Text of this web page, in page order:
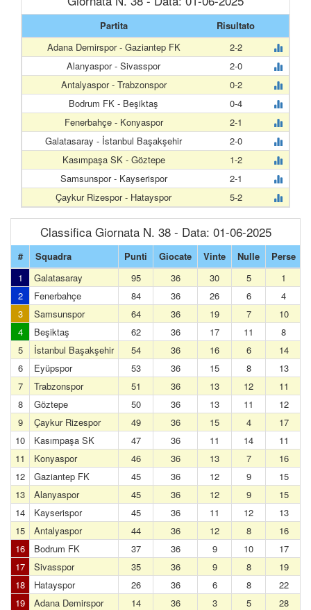
Partita
Risultato
Adana Demirspor - Gaziantep FK
2-2
Alanyaspor - Sivasspor
2-0
Antalyaspor - Trabzonspor
0-2
Bodrum FK - Beşiktaş
0-4
Fenerbahçe - Konyaspor
2-1
Galatasaray - İstanbul Başakşehir
2-0
Kasımpaşa SK - Göztepe
1-2
Samsunspor - Kayserispor
2-1
Çaykur Rizespor - Hatayspor
5-2
Classifica Giornata N. 38 - Data: 01-06-2025
# Squadra Punti Giocate Vinte Nulle Perse
1
Galatasaray 95 36 30 5
1
2
Fenerbahçe 84 36 26 6
4
3
Samsunspor 64 36 19 7
10
4
Beşiktaş 62 36 17 11
8
5
İstanbul Başakşehir 54 36 16 6
14
6
Eyüpspor 53 36 15 8
13
7
Trabzonspor 51 36 13 12
11
8
Göztepe 50 36 13 11
12
9
Çaykur Rizespor 49 36 15 4
17
10
Kasımpaşa SK 47 36 11 14
11
11
Konyaspor 46 36 13 7
16
12
Gaziantep FK 45 36 12 9
15
13
Alanyaspor 45 36 12 9
15
14
Kayserispor 45 36 11 12
13
15
Antalyaspor 44 36 12 8
16
16
Bodrum FK 37 36 9 10
17
17
Sivasspor 35 36 9 8
19
18
Hatayspor 26 36 6 8
22
19
Adana Demirspor 14 36 3 5 28